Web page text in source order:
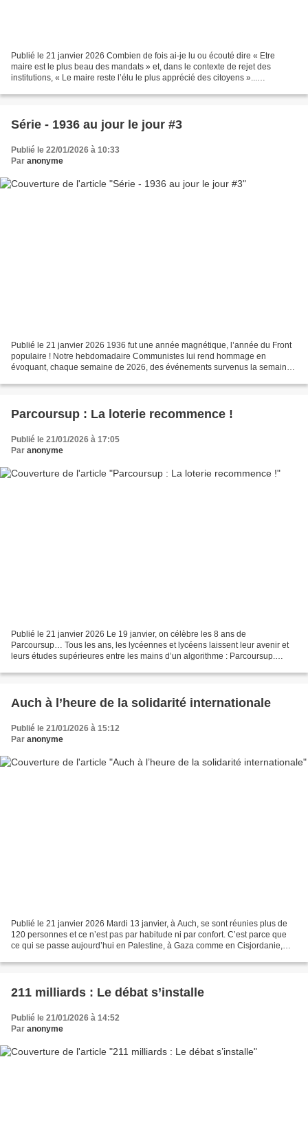
Publié le 21 janvier 2026 Combien de fois ai-je lu ou écouté dire « Etre
maire est le plus beau des mandats » et, dans le contexte de rejet des
institutions, « Le maire reste l’élu le plus apprécié des citoyens »...
Série - 1936 au jour le jour #3
Publié le 22/01/2026 à 10:33
Par anonyme
Publié le 21 janvier 2026 1936 fut une année magnétique, l’année du Front
populaire ! Notre hebdomadaire Communistes lui rend hommage en
évoquant, chaque semaine de 2026, des événements survenus la semaine
Parcoursup : La loterie recommence !
Publié le 21/01/2026 à 17:05
Par anonyme
Publié le 21 janvier 2026 Le 19 janvier, on célèbre les 8 ans de
Parcoursup… Tous les ans, les lycéennes et lycéens laissent leur avenir et
leurs études supérieures entre les mains d’un algorithme : Parcoursup.
Auch à l’heure de la solidarité internationale
Publié le 21/01/2026 à 15:12
Par anonyme
Publié le 21 janvier 2026 Mardi 13 janvier, à Auch, se sont réunies plus de
120 personnes et ce n’est pas par habitude ni par confort. C’est parce que
ce qui se passe aujourd’hui en Palestine, à Gaza comme en Cisjordanie,
211 milliards : Le débat s’installe
Publié le 21/01/2026 à 14:52
Par anonyme